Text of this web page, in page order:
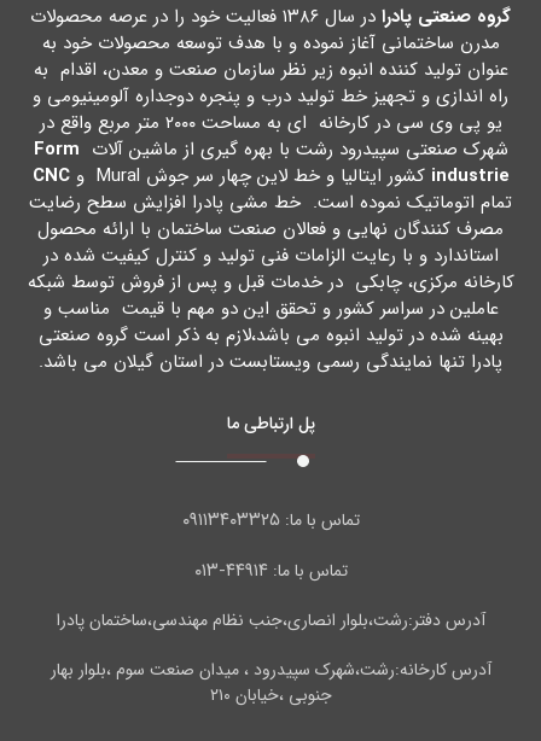
گروه صنعتی پادرا
در سال ۱۳۸۶ فعالیت خود را در عرصه محصولات
مدرن ساختمانی آغاز نموده و با هدف توسعه محصولات خود به
عنوان تولید کننده انبوه زیر نظر سازمان صنعت و معدن، اقدام به
راه اندازي و تجهیز خط تولید درب و پنجره دوجداره آلومینیومی و
یو پی وي سی در کارخانه اي به مساحت ۲۰۰۰ متر مربع واقع در
شهرك صنعتی سپیدرود رشت با بهره گیري از ماشین آلات Form
industrie کشور ایتالیا و خط لاین چهار سر جوش Mural و
CNC
تمام اتوماتیک نموده است. خط مشی پادرا افزایش سطح رضایت
مصرف کنندگان نهایی و فعالان صنعت ساختمان با ارائه محصول
استاندارد و با رعایت الزامات فنی تولید و کنترل کیفیت شده در
کارخانه مرکزي، چابکی در خدمات قبل و پس از فروش توسط شبکه
عاملین در سراسر کشور و تحقق این دو مهم با قیمت مناسب و
بهینه شده در تولید انبوه می باشد،لازم به ذکر است گروه صنعتی
پادرا تنها نمایندگی رسمی ویستابست در استان گیلان می باشد.
پل ارتباطی ما
تماس با ما:۰۹۱۱۳۴۰۳۳۲۵
تماس با ما: ۴۴۹۱۴-۰۱۳
آدرس دفتر:رشت،بلوار انصاری،جنب نظام مهندسی،ساختمان پادرا
آدرس کارخانه:رشت،شهرک سپیدرود ، میدان صنعت سوم ،بلوار بهار
جنوبی ،خیابان ۲۱۰